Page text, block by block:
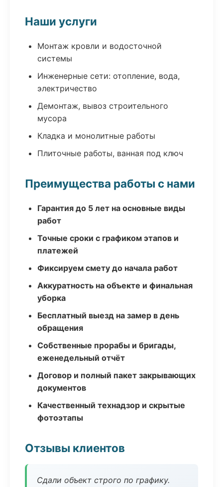
Наши услуги
Монтаж кровли и водосточной
системы
Инженерные сети: отопление, вода,
электричество
Демонтаж, вывоз строительного
мусора
Кладка и монолитные работы
Плиточные работы, ванная под ключ
Преимущества работы с нами
Гарантия до 5 лет на основные виды
работ
Точные сроки с графиком этапов и
платежей
Фиксируем смету до начала работ
Аккуратность на объекте и финальная
уборка
Бесплатный выезд на замер в день
обращения
Собственные прорабы и бригады,
еженедельный отчёт
Договор и полный пакет закрывающих
документов
Качественный технадзор и скрытые
фотоэтапы
Отзывы клиентов
Сдали объект строго по графику.